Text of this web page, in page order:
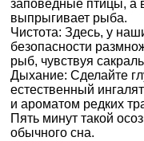
заповедные птицы, а
выпрыгивает рыба.
Чистота: Здесь, у
безопасности
рыб, чувствуя
Дыхание: Сделайте
естественный
и ароматом редких
Пять минут такой
обычного сна.